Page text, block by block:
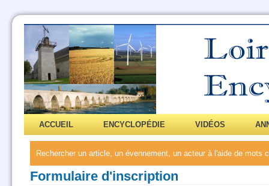
ACCUEIL ENCYCLOPÉDIE VIDÉOS
Rechercher un article, un évennement, un acteur à l'aide de mots
Formulaire d'inscription